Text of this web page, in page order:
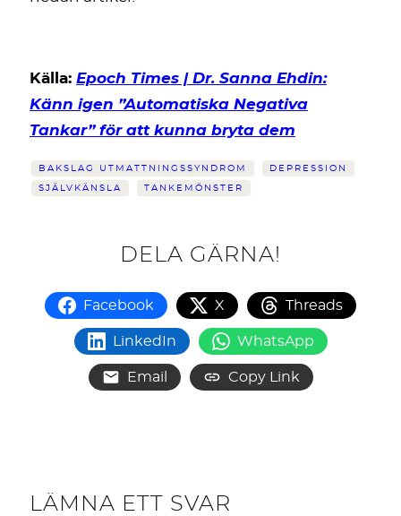
Källa: Epoch Times | Dr. Sanna Ehdin:
Känn igen ”Automatiska Negativa
Tankar” för att kunna bryta dem
BAKSLAG UTMATTNINGSSYNDROM DEPRESSION
SJÄLVKÄNSLA TANKEMÖNSTER
DELA GÄRNA!
Facebook X Threads
LinkedIn WhatsApp
Email Copy Link
LÄMNA ETT SVAR